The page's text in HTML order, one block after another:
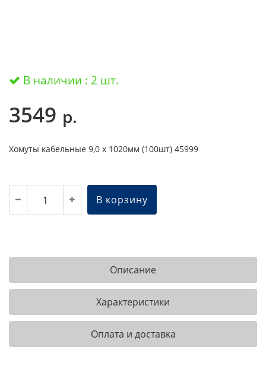
В наличии : 2 шт.
3549 р.
Хомуты кабельные 9,0 х 1020мм (100шт) 45999
В корзину
Описание
Характеристики
Оплата и доставка